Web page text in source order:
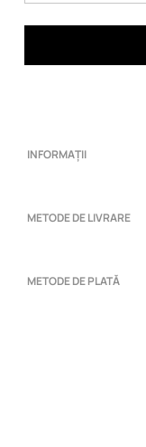
INFORMAȚII
METODE DE LIVRARE
METODE DE PLATĂ